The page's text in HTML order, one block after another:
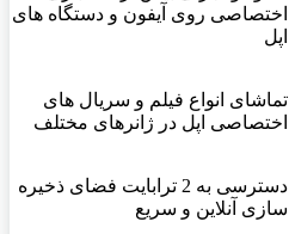
اختصاصی روی آیفون و دستگاه های
اپل
تماشای انواع فیلم و سریال های
اختصاصی اپل در ژانرهای مختلف
دسترسی به 2 ترابایت فضای ذخیره
سازی آنلاین و سریع